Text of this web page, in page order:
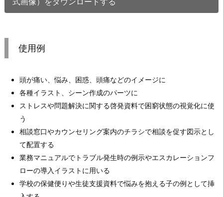
使用例
頭が痛い、悩み、困惑、頭痛などのイメージに
各種イラスト、シーン作成のパーツに
ストレスや問題解決に関する啓発資料で困窮状態の視覚化に使
う
相談窓口やカウンセリング案内のチラシで相談を促す図示とし
て配置する
業務マニュアルでトラブル発生時の例示やエスカレーションフ
ローの導入イラストに用いる
学校の保健便りや生徒支援資料で悩みを抱える子の例として挿